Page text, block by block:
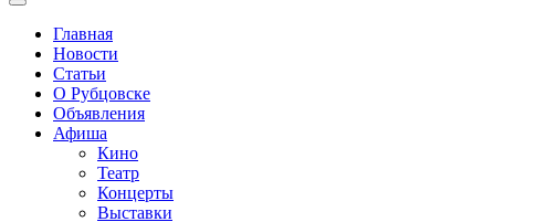
Главная
Новости
Статьи
О Рубцовске
Объявления
Афиша
Кино
Театр
Концерты
Выставки